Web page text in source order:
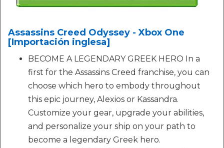
Assassins Creed Odyssey - Xbox One
[Importación inglesa]
BECOME A LEGENDARY GREEK HERO In a
first for the Assassins Creed franchise, you can
choose which hero to embody throughout
this epic journey, Alexios or Kassandra.
Customize your gear, upgrade your abilities,
and personalize your ship on your path to
become a legendary Greek hero.